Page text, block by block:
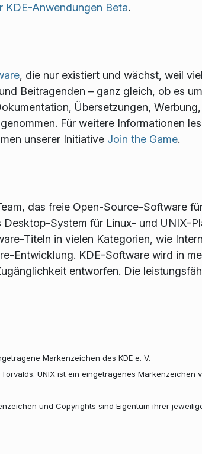
KDE-Anwendungen Beta.
, die nur existiert und wächst, weil
Beitragenden – ganz gleich, ob es
Übersetzungen,
Für weitere Informationen
unserer Initiative Join the Game.
das freie Open-Source-Software
Desktop-System für Linux- und UNIX-
Titeln in vielen Kategorien, wie
Entwicklung. KDE-Software wird in
entworfen. Die
Markenzeichen des KDE e. V.
UNIX ist ein eingetragenes Markenzeichen
und Copyrights sind Eigentum ihrer